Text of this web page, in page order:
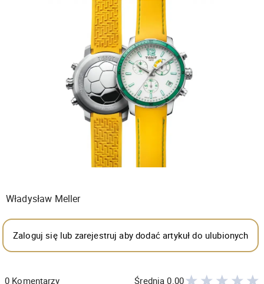
Władysław Meller
Zaloguj się lub zarejestruj aby dodać artykuł do ulubionych
0 Komentarzy Średnia0.00